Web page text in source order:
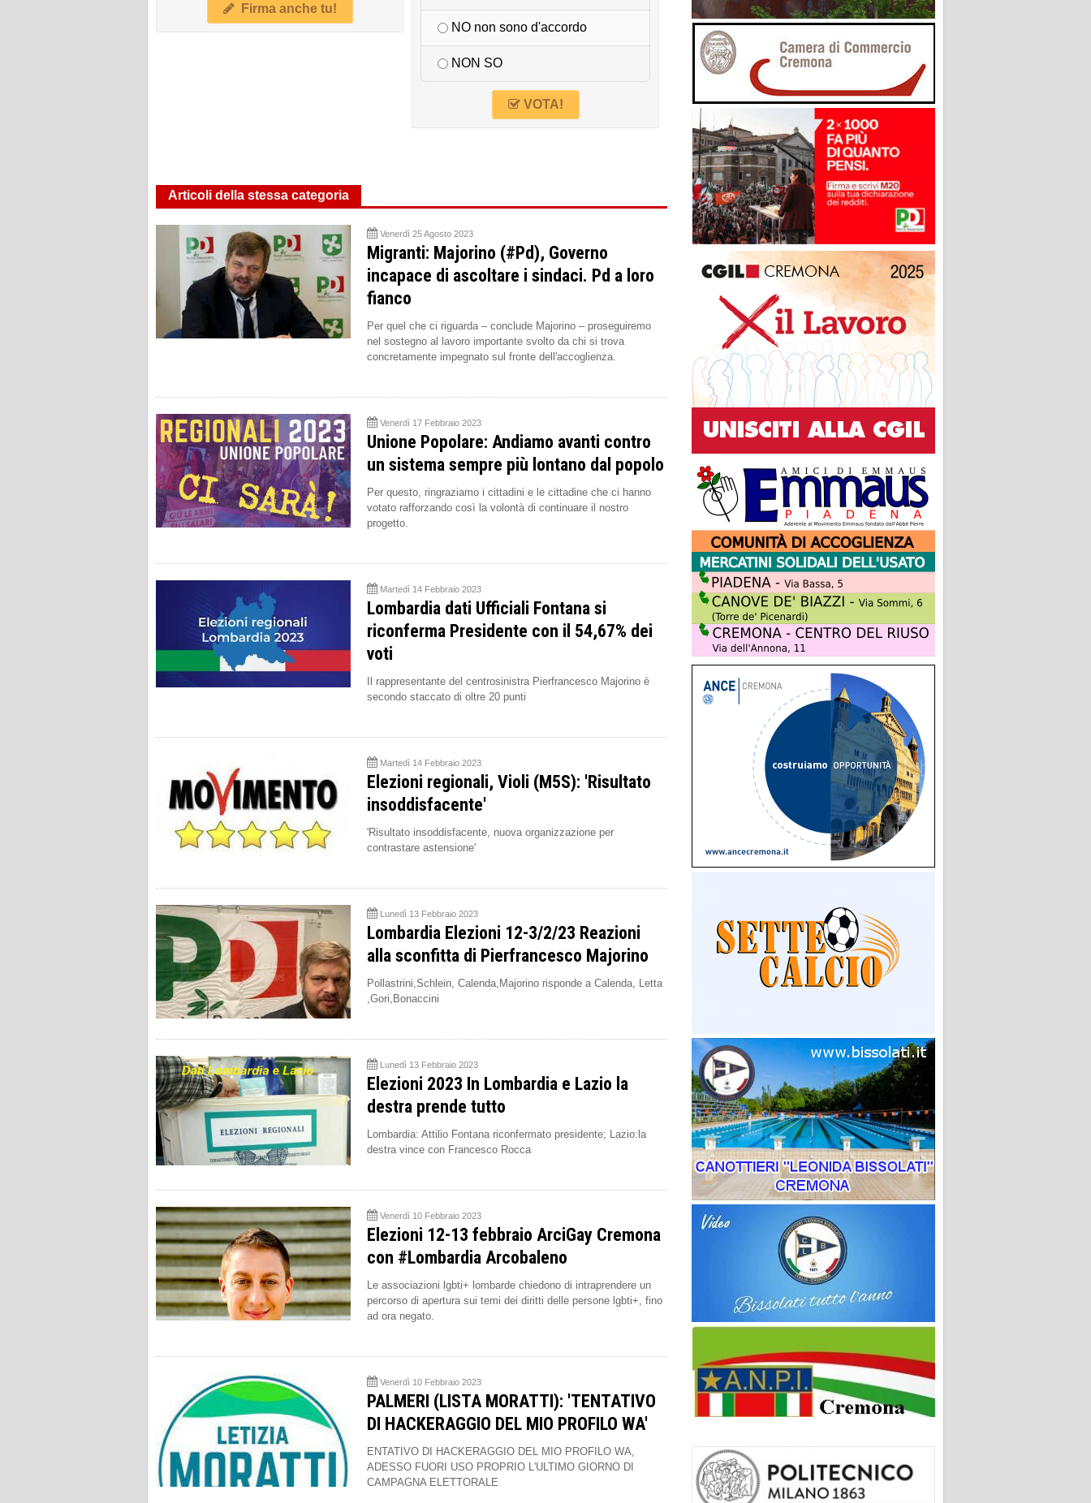
Firma anche tu!
NO non sono d'accordo
NON SO
VOTA!
Articoli della stessa categoria
Venerdì 25 Agosto 2023
Migranti: Majorino (#Pd), Governo
incapace di ascoltare i sindaci. Pd a loro
fianco
Per quel che ci riguarda – conclude Majorino – proseguiremo
nel sostegno al lavoro importante svolto da chi si trova
concretamente impegnato sul fronte dell'accoglienza.
Venerdì 17 Febbraio 2023
Unione Popolare: Andiamo avanti contro
un sistema sempre più lontano dal popolo
Per questo, ringraziamo i cittadini e le cittadine che ci hanno
votato rafforzando così la volontà di continuare il nostro
progetto.
Martedì 14 Febbraio 2023
Lombardia dati Ufficiali Fontana si
riconferma Presidente con il 54,67% dei
voti
Il rappresentante del centrosinistra Pierfrancesco Majorino è
secondo staccato di oltre 20 punti
Martedì 14 Febbraio 2023
Elezioni regionali, Violi (M5S): 'Risultato
insoddisfacente'
'Risultato insoddisfacente, nuova organizzazione per
contrastare astensione'
Lunedì 13 Febbraio 2023
Lombardia Elezioni 12-3/2/23 Reazioni
alla sconfitta di Pierfrancesco Majorino
Pollastrini,Schlein, Calenda,Majorino risponde a Calenda, Letta
,Gori,Bonaccini
Lunedì 13 Febbraio 2023
Elezioni 2023 In Lombardia e Lazio la
destra prende tutto
Lombardia: Attilio Fontana riconfermato presidente; Lazio:la
destra vince con Francesco Rocca
Venerdì 10 Febbraio 2023
Elezioni 12-13 febbraio ArciGay Cremona
con #Lombardia Arcobaleno
Le associazioni lgbti+ lombarde chiedono di intraprendere un
percorso di apertura sui temi dei diritti delle persone lgbti+, fino
ad ora negato.
Venerdì 10 Febbraio 2023
PALMERI (LISTA MORATTI): 'TENTATIVO
DI HACKERAGGIO DEL MIO PROFILO WA'
ENTATIVO DI HACKERAGGIO DEL MIO PROFILO WA,
ADESSO FUORI USO PROPRIO L'ULTIMO GIORNO DI
CAMPAGNA ELETTORALE